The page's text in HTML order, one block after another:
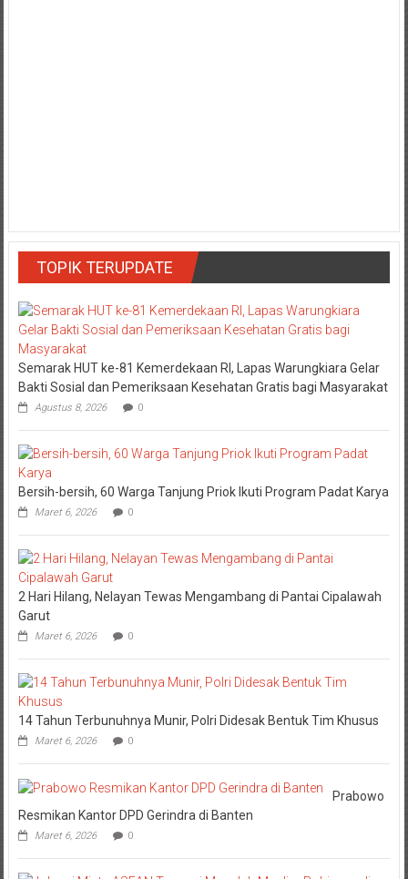
TOPIK TERUPDATE
Semarak HUT ke-81 Kemerdekaan RI, Lapas Warungkiara Gelar
Bakti Sosial dan Pemeriksaan Kesehatan Gratis bagi Masyarakat
Agustus 8, 2026 0
Bersih-bersih, 60 Warga Tanjung Priok Ikuti Program Padat Karya
Maret 6, 2026 0
2 Hari Hilang, Nelayan Tewas Mengambang di Pantai Cipalawah
Garut
Maret 6, 2026 0
14 Tahun Terbunuhnya Munir, Polri Didesak Bentuk Tim Khusus
Maret 6, 2026 0
Prabowo
Resmikan Kantor DPD Gerindra di Banten
Maret 6, 2026 0